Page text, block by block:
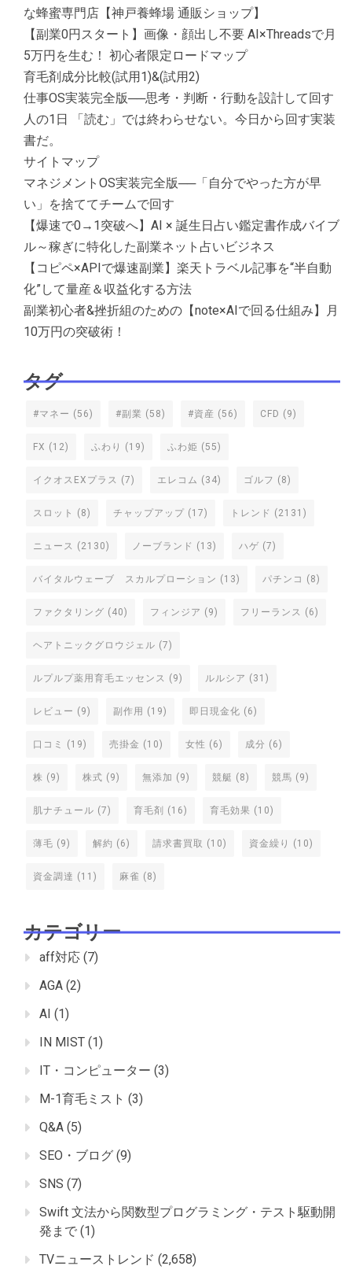
な蜂蜜専門店【神戸養蜂場 通販ショップ】
【副業0円スタート】画像・顔出し不要 AI×Threadsで月
5万円を生む！ 初心者限定ロードマップ
育毛剤成分比較(試用1)&(試用2)
仕事OS実装完全版──思考・判断・行動を設計して回す
人の1日 「読む」では終わらせない。今日から回す実装
書だ。
サイトマップ
マネジメントOS実装完全版──「自分でやった方が早
い」を捨ててチームで回す
【爆速で0→1突破へ】AI × 誕生日占い鑑定書作成バイブ
ル～稼ぎに特化した副業ネット占いビジネス
【コピペ×APIで爆速副業】楽天トラベル記事を“半自動
化”して量産＆収益化する方法
副業初心者&挫折組のための【note×AIで回る仕組み】月
10万円の突破術！
タグ
#マネー (56) #副業 (58) #資産 (56) CFD (9)
FX (12) ふわり (19) ふわ姫 (55)
イクオスEXプラス (7) エレコム (34) ゴルフ (8)
スロット (8) チャップアップ (17) トレンド (2131)
ニュース (2130) ノーブランド (13) ハゲ (7)
バイタルウェーブ スカルプローション (13) パチンコ (8)
ファクタリング (40) フィンジア (9) フリーランス (6)
ヘアトニックグロウジェル (7)
ルプルプ薬用育毛エッセンス (9) ルルシア (31)
レビュー (9) 副作用 (19) 即日現金化 (6)
口コミ (19) 売掛金 (10) 女性 (6) 成分 (6)
株 (9) 株式 (9) 無添加 (9) 競艇 (8) 競馬 (9)
肌ナチュール (7) 育毛剤 (16) 育毛効果 (10)
薄毛 (9) 解約 (6) 請求書買取 (10) 資金繰り (10)
資金調達 (11) 麻雀 (8)
カテゴリー
aff対応 (7)
AGA (2)
AI (1)
IN MIST (1)
IT・コンピューター (3)
M-1育毛ミスト (3)
Q&A (5)
SEO・ブログ (9)
SNS (7)
Swift 文法から関数型プログラミング・テスト駆動開
発まで (1)
TVニューストレンド (2,658)